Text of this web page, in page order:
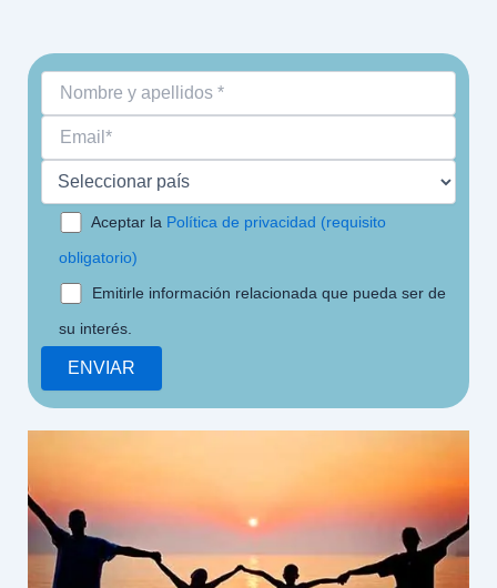
Aceptar la Política de privacidad (requisito
obligatorio)
Emitirle información relacionada que pueda ser de
su interés.